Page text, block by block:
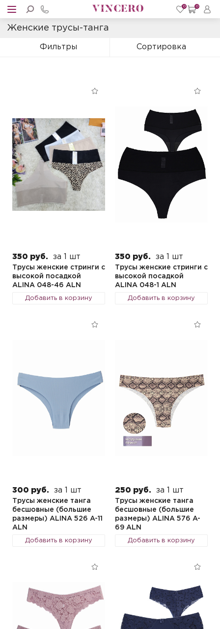
0 0
Женские трусы-танга
Фильтры Сортировка
350 руб. за 1 шт
Трусы женские стринги с
высокой посадкой
ALINA 048-46 ALN
Добавить в корзину
350 руб. за 1 шт
Трусы женские стринги с
высокой посадкой
ALINA 048-1 ALN
Добавить в корзину
300 руб. за 1 шт
Трусы женские танга
бесшовные (большие
размеры) ALINA 526 A-11
ALN
Добавить в корзину
250 руб. за 1 шт
Трусы женские танга
бесшовные (большие
размеры) ALINA 576 A-
69 ALN
Добавить в корзину